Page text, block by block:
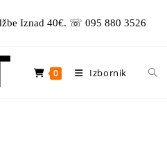
Iznad 40€. ☏ 095 880 3526
0 Izbornik